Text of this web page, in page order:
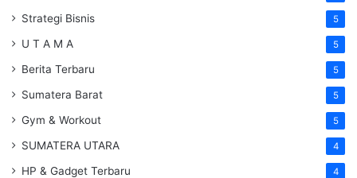
Strategi Bisnis 5
U T A M A 5
Berita Terbaru 5
Sumatera Barat 5
Gym & Workout 5
SUMATERA UTARA 4
HP & Gadget Terbaru 4